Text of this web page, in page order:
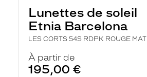
Lunettes de soleil
Etnia Barcelona
LES CORTS 54S RDPK ROUGE MAT
À partir de
195,00 €